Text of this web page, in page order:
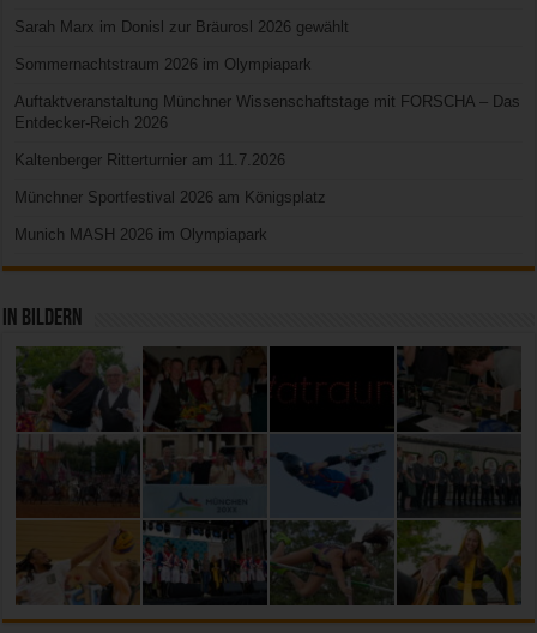
Sarah Marx im Donisl zur Bräurosl 2026 gewählt
Sommernachtstraum 2026 im Olympiapark
Auftaktveranstaltung Münchner Wissenschaftstage mit FORSCHA – Das
Entdecker-Reich 2026
Kaltenberger Ritterturnier am 11.7.2026
Münchner Sportfestival 2026 am Königsplatz
Munich MASH 2026 im Olympiapark
In Bildern